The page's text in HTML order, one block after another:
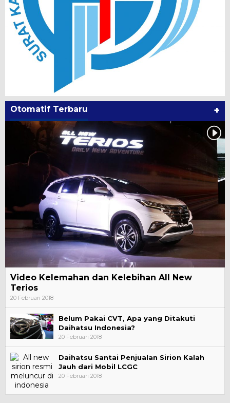
Otomatif Terbaru +
Video Kelemahan dan Kelebihan All New
Terios
20 Februari 2018
Belum Pakai CVT, Apa yang Ditakuti
Daihatsu Indonesia?
20 Februari 2018
Daihatsu Santai Penjualan Sirion Kalah
Jauh dari Mobil LCGC
20 Februari 2018